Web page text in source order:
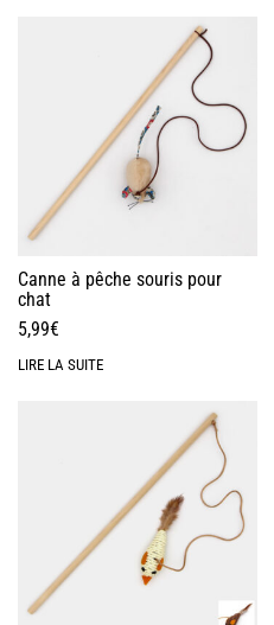
Canne à pêche souris pour
chat
5,99€
LIRE LA SUITE